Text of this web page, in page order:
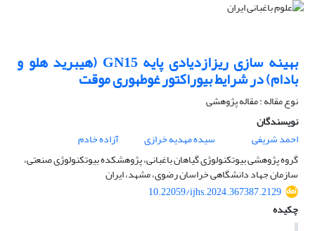
بهینه سازی ریزازدیادی پایه GN15 (هیبرید هلو و
بادام) در شرایط بیوراکتور غوطه‎وری موقت
نوع مقاله : مقاله پژوهشی
نویسندگان
احمد شریفی
سیده مهدیه خرازی
آزاده خادم
گروه پژوهشی بیوتکنولوژی گیاهان باغبانی، پژوهشکده بیوتکنولوژی صنعتی،
سازمان جهاد دانشگاهی خراسان رضوی، مشهد، ایران
10.22059/ijhs.2024.367387.2129
چکیده